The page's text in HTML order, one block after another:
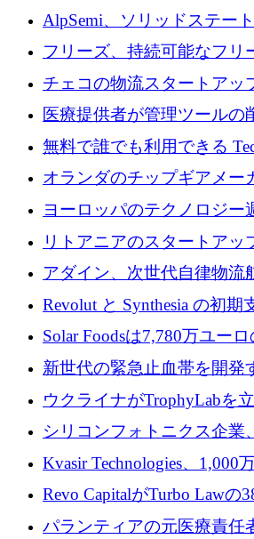
ラクチャを拡張するために
1,300 万ドルを調達
AlpSemi、ソリッドステー
カー技術の進歩のために
フリーズ、持続可能なフリ
ンス全土に拡大するために
保
チェコの物流スタートアッ
送量が 1 年で 10 倍に増加
利益を獲得
医療提供者が管理ツールの
a16z が Prosper AI を 3,000
無料で誰でも利用できる
Explorer のご紹介
オランダのチップギアメー
Instrumentsが3億8,000万ド
ヨーロッパのテクノロジー
8,500 万ユーロを超える 60
ー資金調達取引
リトアニアのスタートアッ
Slack 内に構築された AI コ
フォームのために 50 万ユ
アダイン、次世代自律物流
万ユーロを確保
Revolut と Synthesia の初期
3 億 2,000 万ドルを調達、
Solar Foodsは7,780万ユー
億ユーロの防衛および二重
を開始、ヨーロッパのシリ
に警告
新世代の緊急止血帯を開発
スタートアップ企業を紹介
ウクライナがTrophyLabを
ロシア兵器を戦場の研究開
ムに変える
シリコンフォトニクス企業
商業的に成功させるための
Kvasir Technologies、1,000
で成長を促進
Revo CapitalがTurbo Lawの
ラウンドを主導し、訴訟プ
パランティアの元医療責任